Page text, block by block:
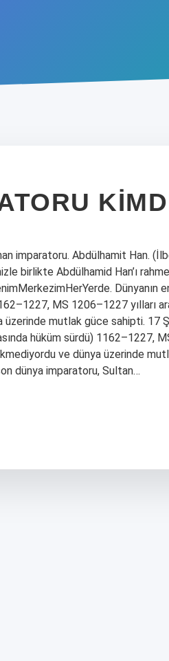
imparatoru. Abdülhamit Han.
birlikte Abdülhamid Han’ı
Dünyanın
MS 1206–1227 yılları
üzerinde mutlak güce sahipti. 17
hüküm sürdü) 1162–1227,
ve dünya üzerinde
dünya imparatoru, Sultan…